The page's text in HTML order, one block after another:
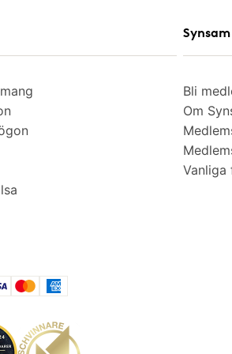
Bli
Om
Vanliga
MastercardAmerican Express